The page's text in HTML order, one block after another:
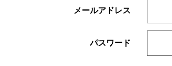
メールアドレス
パスワード